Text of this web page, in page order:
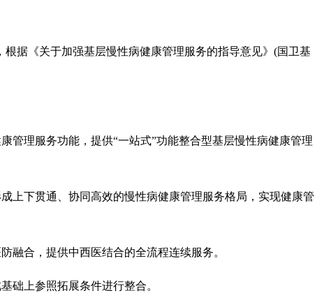
据《关于加强基层慢性病健康管理服务的指导意见》(国卫基
理服务功能，提供“一站式”功能整合型基层慢性病健康管理
下贯通、协同高效的慢性病健康管理服务格局，实现健康管
合，提供中西医结合的全流程连续服务。
上参照拓展条件进行整合。